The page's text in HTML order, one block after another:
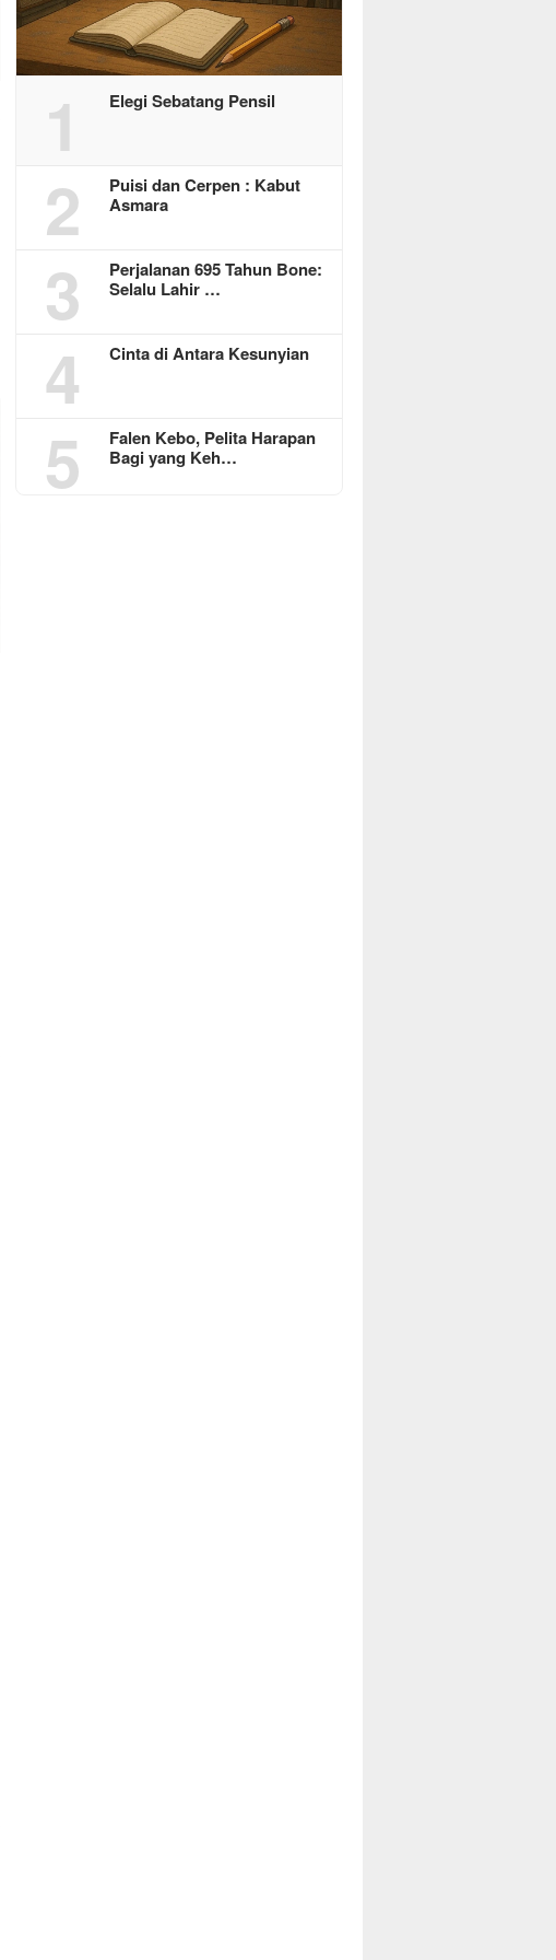
1 Elegi Sebatang Pensil
2
Puisi dan Cerpen : Kabut
Asmara
3
Perjalanan 695 Tahun Bone:
Selalu Lahir …
4 Cinta di Antara Kesunyian
5
Falen Kebo, Pelita Harapan
Bagi yang Keh…